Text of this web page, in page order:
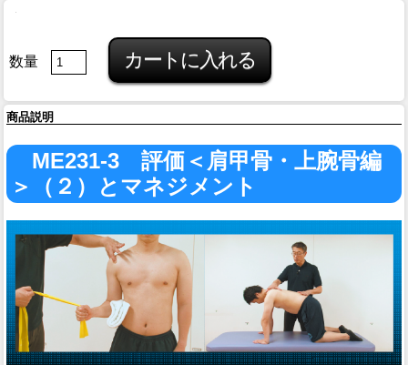
数量
商品説明
ME231-3 評価＜肩甲骨・上腕骨編
＞（２）とマネジメント